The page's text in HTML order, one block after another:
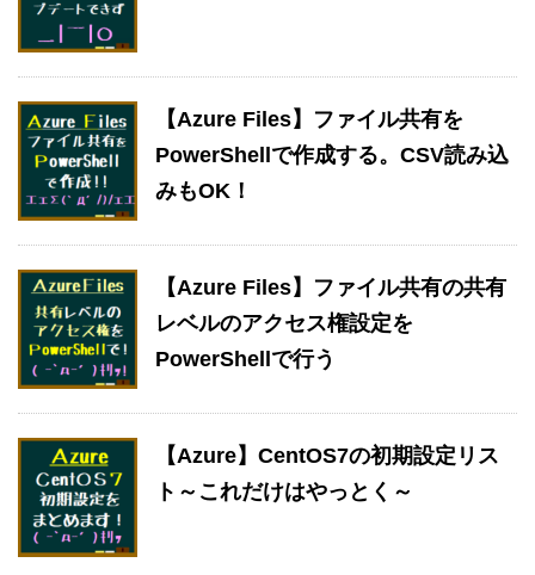
【Azure Files】ファイル共有を
PowerShellで作成する。CSV読み込
みもOK！
【Azure Files】ファイル共有の共有
レベルのアクセス権設定を
PowerShellで行う
【Azure】CentOS7の初期設定リス
ト～これだけはやっとく～